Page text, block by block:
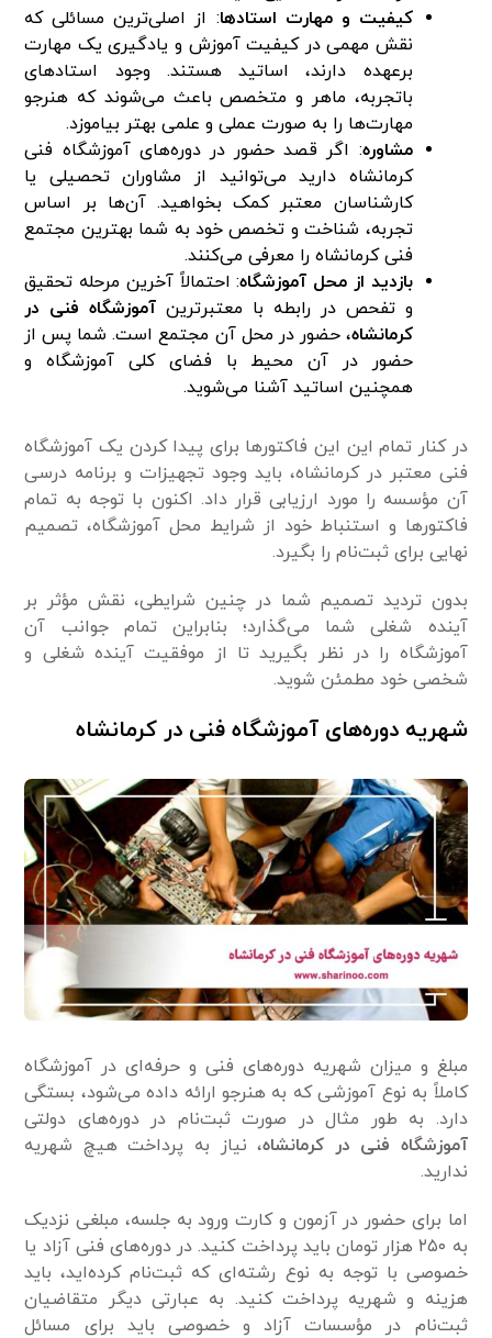
کیفیت و مهارت استاد‌ها: از اصلی‌ترین مسائلی که
نقش مهمی در کیفیت آموزش و یادگیری یک مهارت
برعهده دارند، اساتید هستند. وجود استاد‌های
باتجربه، ماهر و متخصص باعث می‌شوند که هنرجو
مهارت‌ها را به صورت عملی و علمی بهتر بیاموزد.
مشاوره: اگر قصد حضور در دوره‌های آموزشگاه فنی
کرمانشاه دارید می‌توانید از مشاوران تحصیلی یا
کارشناسان معتبر کمک بخواهید. آن‌ها بر اساس
تجربه، شناخت و تخصص خود به شما بهترین مجتمع
فنی کرمانشاه را معرفی می‌کنند.
بازدید از محل آموزشگاه: احتمالاً آخرین مرحله تحقیق
و تفحص در رابطه با معتبرترین آموزشگاه فنی در
کرمانشاه، حضور در محل آن مجتمع است. شما پس از
حضور در آن محیط با فضای کلی آموزشگاه و
همچنین اساتید آشنا می‌شوید.
در کنار تمام این این فاکتور‌ها برای پیدا کردن یک آموزشگاه
فنی معتبر در کرمانشاه، باید وجود تجهیزات و برنامه درسی
آن مؤسسه را مورد ارزیابی قرار داد. اکنون با توجه به تمام
فاکتور‌ها و استنباط خود از شرایط محل آموزشگاه، تصمیم
نهایی برای ثبت‌نام را بگیرد.
بدون تردید تصمیم شما در چنین شرایطی، نقش مؤثر بر
آینده شغلی شما می‌گذارد؛ بنابراین تمام جوانب آن
آموزشگاه را در نظر بگیرید تا از موفقیت آینده شغلی و
شخصی خود مطمئن شوید.
شهریه دوره‌های آموزشگاه فنی در کرمانشاه
مبلغ و میزان شهریه دوره‌های فنی و حرفه‌ای در آموزشگاه
کاملاً به نوع آموزشی که به هنرجو ارائه داده می‌شود، بستگی
دارد. به طور مثال در صورت ثبت‌نام در دوره‌های دولتی
آموزشگاه فنی در کرمانشاه، نیاز به پرداخت هیچ شهریه
ندارید.
اما برای حضور در آزمون و کارت ورود به جلسه، مبلغی نزدیک
به ۲۵۰ هزار تومان باید پرداخت کنید. در دوره‌های فنی آزاد یا
خصوصی با توجه به نوع رشته‌ای که ثبت‌نام کرده‌اید، باید
هزینه و شهریه پرداخت کنید. به عبارتی دیگر متقاضیان
ثبت‌نام در مؤسسات آزاد و خصوصی باید برای مسائل